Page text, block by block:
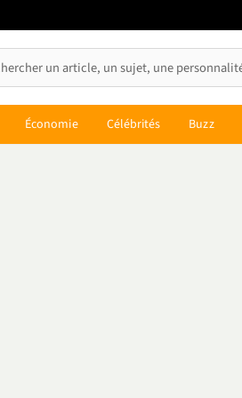
Économie Célébrités Buzz